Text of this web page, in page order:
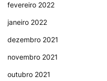
fevereiro 2022
janeiro 2022
dezembro 2021
novembro 2021
outubro 2021